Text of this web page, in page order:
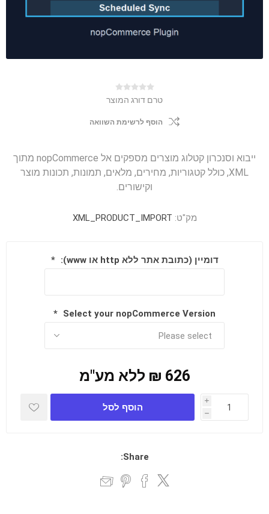
טרם דורג המוצר
הוסף לרשימת השוואה
ייבוא וסנכרון קטלוג מוצרים מספקים אל nopCommerce מתוך
XML, כולל קטגוריות, מחירים, מלאים, תמונות, תכונות מוצר
וקישורים.
מק"ט: XML_PRODUCT_IMPORT
דומיין (כתובת אתר ללא http או www): *
Select your nopCommerce Version
*
626 ₪ ללא מע"מ
i
h
הוסף לסל
Share: